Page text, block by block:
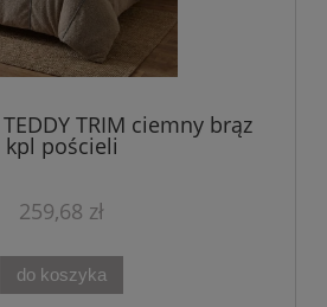
TRIM ciemny brąz
kpl pościeli
259,68 zł
do koszyka